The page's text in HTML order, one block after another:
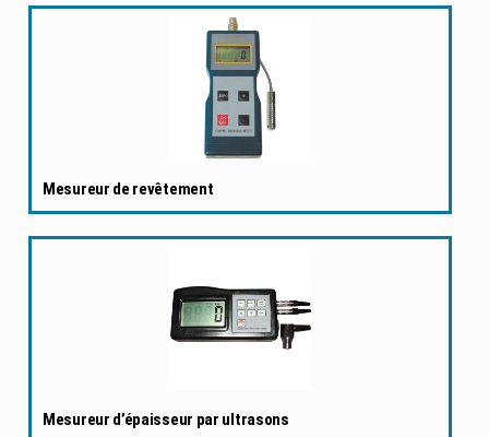
Mesureur de revêtement
Mesureur d’épaisseur par ultrasons